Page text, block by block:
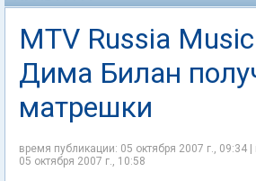
MTV Russia
Дима Билан
матрешки
время публикации: 05 октября 2007 г., 09:34
05 октября 2007 г., 10:58